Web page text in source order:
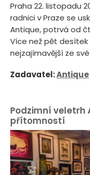
Praha 22. listopadu
radnici v Praze se
Antique, potrvá od
Více než pět
nejzajímavější ze
Zadavatel:Antique
Podzimní
přítomností